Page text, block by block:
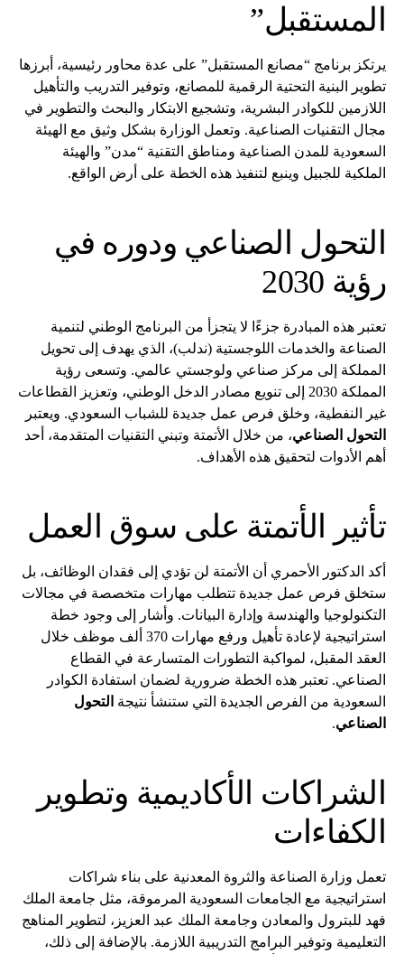
المستقبل”
يرتكز برنامج “مصانع المستقبل” على عدة محاور رئيسية، أبرزها
تطوير البنية التحتية الرقمية للمصانع، وتوفير التدريب والتأهيل
اللازمين للكوادر البشرية، وتشجيع الابتكار والبحث والتطوير في
مجال التقنيات الصناعية. وتعمل الوزارة بشكل وثيق مع الهيئة
السعودية للمدن الصناعية ومناطق التقنية “مدن” والهيئة
الملكية للجبيل وينبع لتنفيذ هذه الخطة على أرض الواقع.
التحول الصناعي ودوره في
رؤية 2030
تعتبر هذه المبادرة جزءًا لا يتجزأ من البرنامج الوطني لتنمية
الصناعة والخدمات اللوجستية (ندلب)، الذي يهدف إلى تحويل
المملكة إلى مركز صناعي ولوجستي عالمي. وتسعى رؤية
المملكة 2030 إلى تنويع مصادر الدخل الوطني، وتعزيز القطاعات
غير النفطية، وخلق فرص عمل جديدة للشباب السعودي. ويعتبر
التحول الصناعي، من خلال الأتمتة وتبني التقنيات المتقدمة، أحد
أهم الأدوات لتحقيق هذه الأهداف.
تأثير الأتمتة على سوق العمل
أكد الدكتور الأحمري أن الأتمتة لن تؤدي إلى فقدان الوظائف، بل
ستخلق فرص عمل جديدة تتطلب مهارات متخصصة في مجالات
التكنولوجيا والهندسة وإدارة البيانات. وأشار إلى وجود خطة
استراتيجية لإعادة تأهيل ورفع مهارات 370 ألف موظف خلال
العقد المقبل، لمواكبة التطورات المتسارعة في القطاع
الصناعي. تعتبر هذه الخطة ضرورية لضمان استفادة الكوادر
السعودية من الفرص الجديدة التي ستنشأ نتيجة التحول
الصناعي.
الشراكات الأكاديمية وتطوير
الكفاءات
تعمل وزارة الصناعة والثروة المعدنية على بناء شراكات
استراتيجية مع الجامعات السعودية المرموقة، مثل جامعة الملك
فهد للبترول والمعادن وجامعة الملك عبد العزيز، لتطوير المناهج
التعليمية وتوفير البرامج التدريبية اللازمة. بالإضافة إلى ذلك،